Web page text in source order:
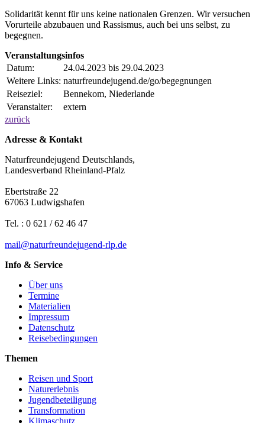
Solidarität kennt für uns keine nationalen Grenzen. Wir versuchen
Vorurteile abzubauen und Rassismus, auch bei uns selbst, zu
begegnen.
Veranstaltungsinfos
Datum:
24.04.2023 bis 29.04.2023
Weitere Links: naturfreundejugend.de/go/begegnungen
Reiseziel:
Bennekom, Niederlande
Veranstalter:
extern
zurück
Adresse & Kontakt
Naturfreundejugend Deutschlands,
Landesverband Rheinland-Pfalz
Ebertstraße 22
67063 Ludwigshafen
Tel. : 0 621 / 62 46 47
mail@naturfreundejugend-rlp.de
Info & Service
Über uns
Termine
Materialien
Impressum
Datenschutz
Reisebedingungen
Themen
Reisen und Sport
Naturerlebnis
Jugendbeteiligung
Transformation